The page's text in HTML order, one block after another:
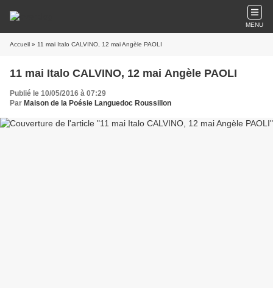
MENU
Accueil » 11 mai Italo CALVINO, 12 mai Angèle PAOLI
11 mai Italo CALVINO, 12 mai Angèle PAOLI
Publié le 10/05/2016 à 07:29
Par Maison de la Poésie Languedoc Roussillon